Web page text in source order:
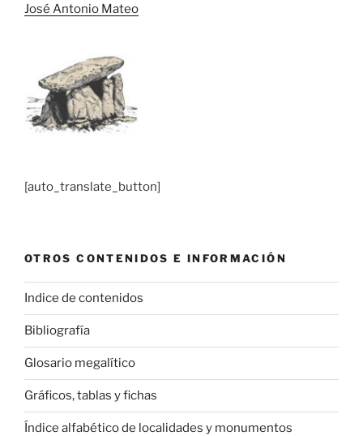
José Antonio Mateo
[auto_translate_button]
OTROS CONTENIDOS E INFORMACIÓN
Indice de contenidos
Bibliografía
Glosario megalítico
Gráficos, tablas y fichas
Índice alfabético de localidades y monumentos